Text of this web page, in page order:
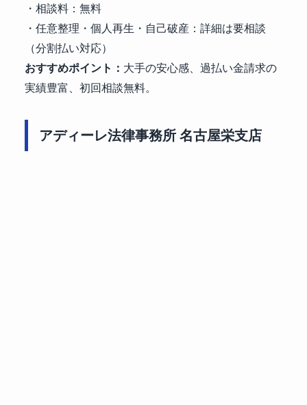
・相談料：無料
・任意整理・個人再生・自己破産：詳細は要相談
（分割払い対応）
おすすめポイント： 大手の安心感、過払い金請求の
実績豊富、初回相談無料。
アディーレ法律事務所 名古屋栄支店